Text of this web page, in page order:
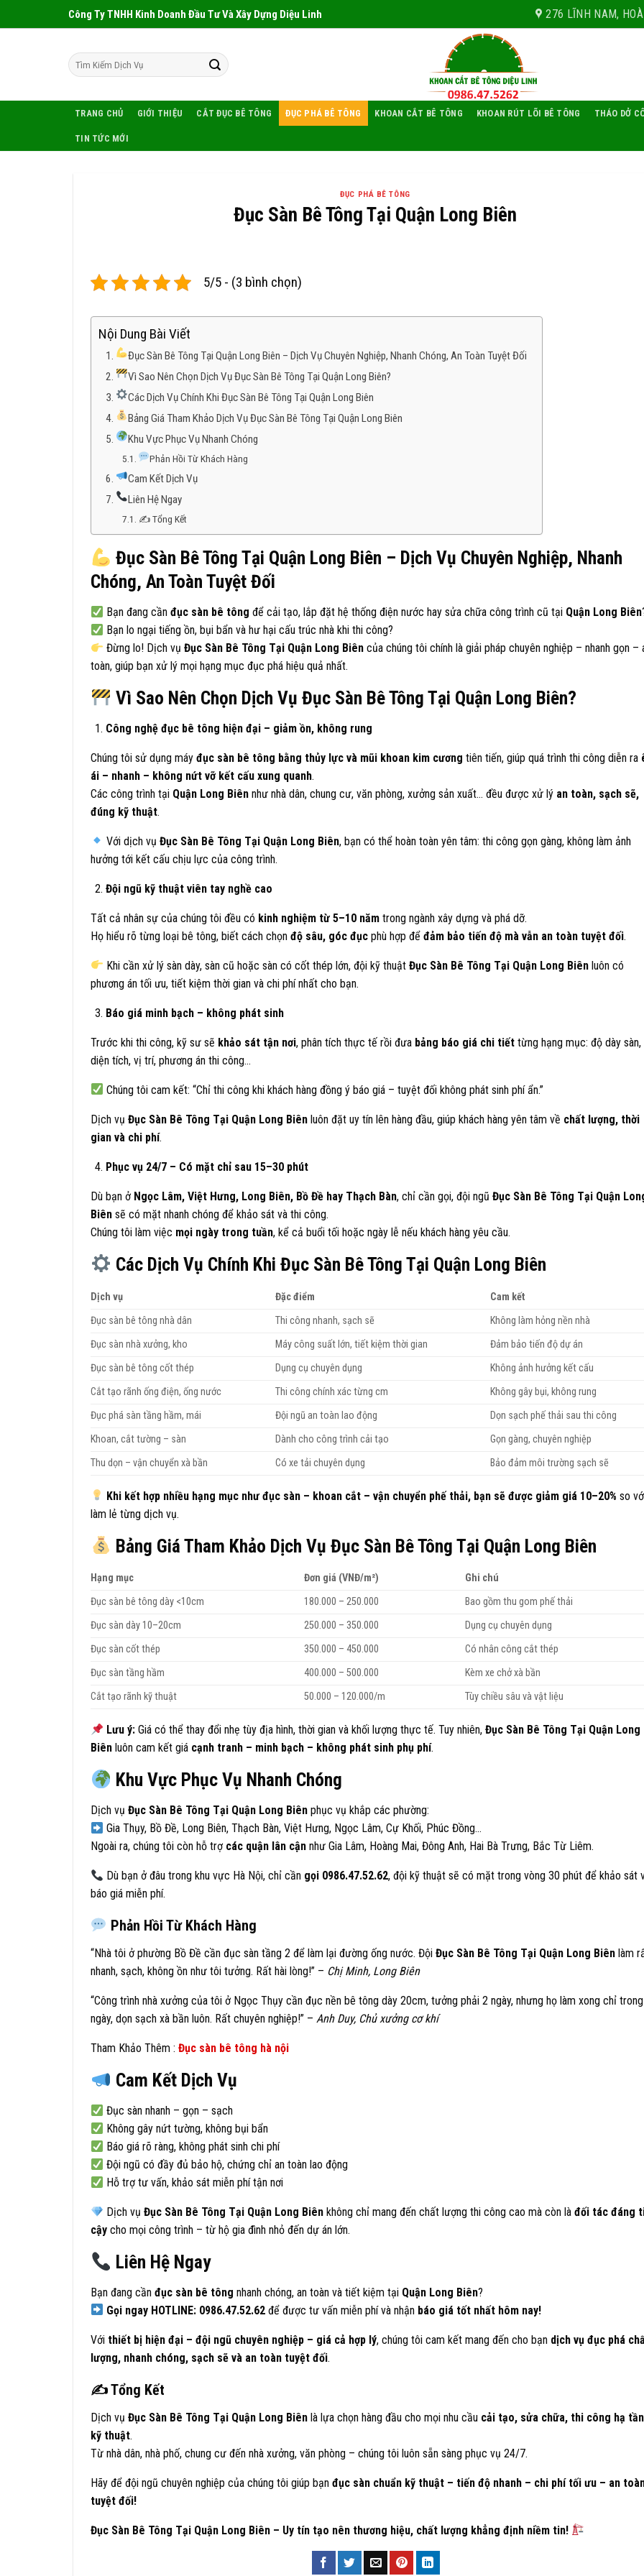
to
Công Ty TNHH Kinh Doanh Đầu Tư Và Xây Dựng Diệu Linh 276 LĨNH NAM,
TRANG CHỦ GIỚI THIỆU CẮT ĐỤC BÊ TÔNG ĐỤC PHÁ BÊ TÔNG KHOAN CẮT BÊ TÔNG KHOAN RÚT LÕI BÊ TÔNG THÁO DỞ
TIN TỨC MỚI
ĐỤC PHÁ BÊ TÔNG
Đục Sàn Bê Tông Tại Quận Long Biên
5/5 - (3 bình chọn)
Nội Dung Bài Viết
Đục Sàn Bê Tông Tại Quận Long Biên – Dịch Vụ Chuyên Nghiệp, Nhanh Chóng, An Toàn Tuyệt Đối
Vì Sao Nên Chọn Dịch Vụ Đục Sàn Bê Tông Tại Quận Long Biên?
Các Dịch Vụ Chính Khi Đục Sàn Bê Tông Tại Quận Long Biên
Bảng Giá Tham Khảo Dịch Vụ Đục Sàn Bê Tông Tại Quận Long Biên
Khu Vực Phục Vụ Nhanh Chóng
Phản Hồi Từ Khách Hàng
Cam Kết Dịch Vụ
Liên Hệ Ngay
✍️ Tổng Kết
Đục Sàn Bê Tông Tại Quận Long Biên – Dịch Vụ Chuyên Nghiệp, Nhanh
Chóng, An Toàn Tuyệt Đối
Bạn đang cầnđục sàn bê tông để cải tạo, lắp đặt hệ thống điện nước hay sửa chữa công trình cũ tại Quận Long Biên
Bạn lo ngại tiếng ồn, bụi bẩn và hư hại cấu trúc nhà khi thi công?
Đừng lo! Dịch vụĐục Sàn Bê Tông Tại Quận Long Biên của chúng tôi chính là giải pháp chuyên nghiệp – nhanh gọn –
toàn, giúp bạn xử lý mọi hạng mục đục phá hiệu quả nhất.
Vì Sao Nên Chọn Dịch Vụ Đục Sàn Bê Tông Tại Quận Long Biên?
Công nghệ đục bê tông hiện đại – giảm ồn, không rung
Chúng tôi sử dụng máy đục sàn bê tông bằng thủy lực và mũi khoan kim cương tiên tiến, giúp quá trình thi công diễn ra
ái – nhanh – không nứt vỡ kết cấu xung quanh.
Các công trình tại Quận Long Biên như nhà dân, chung cư, văn phòng, xưởng sản xuất… đều được xử lý an toàn, sạch sẽ,
đúng kỹ thuật.
Với dịch vụĐục Sàn Bê Tông Tại Quận Long Biên, bạn có thể hoàn toàn yên tâm: thi công gọn gàng, không làm ảnh
hưởng tới kết cấu chịu lực của công trình.
Đội ngũ kỹ thuật viên tay nghề cao
Tất cả nhân sự của chúng tôi đều có kinh nghiệm từ 5–10 năm trong ngành xây dựng và phá dỡ.
Họ hiểu rõ từng loại bê tông, biết cách chọn độ sâu, góc đục phù hợp để đảm bảo tiến độ mà vẫn an toàn tuyệt đối.
Khi cần xử lý sàn dày, sàn cũ hoặc sàn có cốt thép lớn, đội kỹ thuậtĐục Sàn Bê Tông Tại Quận Long Biên luôn có
phương án tối ưu, tiết kiệm thời gian và chi phí nhất cho bạn.
Báo giá minh bạch – không phát sinh
Trước khi thi công, kỹ sư sẽ khảo sát tận nơi, phân tích thực tế rồi đưa bảng báo giá chi tiết từng hạng mục: độ dày sàn,
diện tích, vị trí, phương án thi công…
Chúng tôi cam kết: “Chỉ thi công khi khách hàng đồng ý báo giá – tuyệt đối không phát sinh phí ẩn.”
Dịch vụ Đục Sàn Bê Tông Tại Quận Long Biên luôn đặt uy tín lên hàng đầu, giúp khách hàng yên tâm về chất lượng, thời
gian và chi phí.
Phục vụ 24/7 – Có mặt chỉ sau 15–30 phút
Dù bạn ở Ngọc Lâm, Việt Hưng, Long Biên, Bồ Đề hay Thạch Bàn, chỉ cần gọi, đội ngũ Đục Sàn Bê Tông Tại Quận
Biên sẽ có mặt nhanh chóng để khảo sát và thi công.
Chúng tôi làm việc mọi ngày trong tuần, kể cả buổi tối hoặc ngày lễ nếu khách hàng yêu cầu.
Các Dịch Vụ Chính Khi Đục Sàn Bê Tông Tại Quận Long Biên
Dịch vụ Đặc điểm
Cam kết
Đục sàn bê tông nhà dân
Thi công nhanh, sạch sẽ
Không làm hỏng nền nhà
Đục sàn nhà xưởng, kho
Máy công suất lớn, tiết kiệm thời gian
Đảm bảo tiến độ dự án
Đục sàn bê tông cốt thép
Dụng cụ chuyên dụng
Không ảnh hưởng kết cấu
Cắt tạo rãnh ống điện, ống nước
Thi công chính xác từng cm
Không gây bụi, không rung
Đục phá sàn tầng hầm, mái
Đội ngũ an toàn lao động
Dọn sạch phế thải sau thi công
Khoan, cắt tường – sàn
Dành cho công trình cải tạo
Gọn gàng, chuyên nghiệp
Thu dọn – vận chuyển xà bần
Có xe tải chuyên dụng Bảo đảm môi trường sạch sẽ
Khi kết hợp nhiều hạng mục như đục sàn – khoan cắt – vận chuyển phế thải, bạn sẽ được giảm giá 10–20% so
làm lẻ từng dịch vụ.
Bảng Giá Tham Khảo Dịch Vụ Đục Sàn Bê Tông Tại Quận Long Biên
Hạng mục Đơn giá (VNĐ/m²)
Ghi chú
Đục sàn bê tông dày <10cm
180.000 – 250.000
Bao gồm thu gom phế thải
Đục sàn dày 10–20cm
250.000 – 350.000
Dụng cụ chuyên dụng
Đục sàn cốt thép
350.000 – 450.000
Có nhân công cắt thép
Đục sàn tầng hầm
400.000 – 500.000
Kèm xe chở xà bần
Cắt tạo rãnh kỹ thuật
50.000 – 120.000/m Tùy chiều sâu và vật liệu
Lưu ý: Giá có thể thay đổi nhẹ tùy địa hình, thời gian và khối lượng thực tế. Tuy nhiên,Đục Sàn Bê Tông Tại Quận Long
Biên luôn cam kết giá cạnh tranh – minh bạch – không phát sinh phụ phí.
Khu Vực Phục Vụ Nhanh Chóng
Dịch vụ Đục Sàn Bê Tông Tại Quận Long Biên phục vụ khắp các phường:
Gia Thụy, Bồ Đề, Long Biên, Thạch Bàn, Việt Hưng, Ngọc Lâm, Cự Khối, Phúc Đồng…
Ngoài ra, chúng tôi còn hỗ trợ các quận lân cận như Gia Lâm, Hoàng Mai, Đông Anh, Hai Bà Trưng, Bắc Từ Liêm.
Dù bạn ở đâu trong khu vực Hà Nội, chỉ cần gọi 0986.47.52.62, đội kỹ thuật sẽ có mặt trong vòng 30 phút để khảo sát
báo giá miễn phí.
Phản Hồi Từ Khách Hàng
“Nhà tôi ở phường Bồ Đề cần đục sàn tầng 2 để làm lại đường ống nước. Đội Đục Sàn Bê Tông Tại Quận Long Biên làm
nhanh, sạch, không ồn như tôi tưởng. Rất hài lòng!” – Chị Minh, Long Biên
“Công trình nhà xưởng của tôi ở Ngọc Thụy cần đục nền bê tông dày 20cm, tưởng phải 2 ngày, nhưng họ làm xong chỉ
ngày, dọn sạch xà bần luôn. Rất chuyên nghiệp!” – Anh Duy, Chủ xưởng cơ khí
Tham Khảo Thêm : Đục sàn bê tông hà nội
Cam Kết Dịch Vụ
Đục sàn nhanh – gọn – sạch
Không gây nứt tường, không bụi bẩn
Báo giá rõ ràng, không phát sinh chi phí
Đội ngũ có đầy đủ bảo hộ, chứng chỉ an toàn lao động
Hỗ trợ tư vấn, khảo sát miễn phí tận nơi
Dịch vụĐục Sàn Bê Tông Tại Quận Long Biên không chỉ mang đến chất lượng thi công cao mà còn làđối tác đáng
cậy cho mọi công trình – từ hộ gia đình nhỏ đến dự án lớn.
Liên Hệ Ngay
Bạn đang cần đục sàn bê tông nhanh chóng, an toàn và tiết kiệm tại Quận Long Biên?
Gọi ngay HOTLINE: 0986.47.52.62 để được tư vấn miễn phí và nhận báo giá tốt nhất hôm nay!
Với thiết bị hiện đại – đội ngũ chuyên nghiệp – giá cả hợp lý, chúng tôi cam kết mang đến cho bạn dịch vụ đục phá
lượng, nhanh chóng, sạch sẽ và an toàn tuyệt đối.
✍️Tổng Kết
Dịch vụ Đục Sàn Bê Tông Tại Quận Long Biên là lựa chọn hàng đầu cho mọi nhu cầu cải tạo, sửa chữa, thi công hạ
kỹ thuật.
Từ nhà dân, nhà phố, chung cư đến nhà xưởng, văn phòng – chúng tôi luôn sẵn sàng phục vụ 24/7.
Hãy để đội ngũ chuyên nghiệp của chúng tôi giúp bạn đục sàn chuẩn kỹ thuật – tiến độ nhanh – chi phí tối ưu – an
tuyệt đối!
Đục Sàn Bê Tông Tại Quận Long Biên – Uy tín tạo nên thương hiệu, chất lượng khẳng định niềm tin!